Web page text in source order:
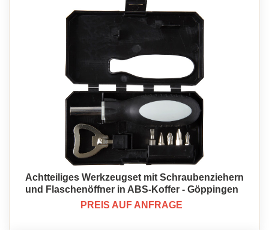
Achtteiliges Werkzeugset mit Schraubenziehern
und Flaschenöffner in ABS-Koffer - Göppingen
PREIS AUF ANFRAGE